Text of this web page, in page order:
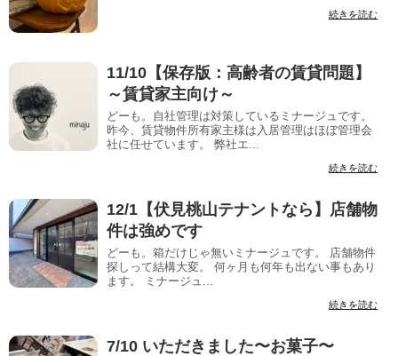
続きを読む
11/10【保存版：高齢者の賃貸問題】
～賃貸家主向け～
どーも。自社管理は対策しているミナージュです。
昨今、賃貸物件所有家主様は入居管理はほぼ管理会
社に任せています。 弊社エ...
続きを読む
12/1【伏見桃山テナントなら】店舗物
件は強めです
どーも。箱だけじゃ無いミナージュです。 店舗物件
探しって結構大変。 何ヶ月も何年も出ない事もあり
ます。 ミナージュ...
続きを読む
7/10 いただきました〜お菓子〜